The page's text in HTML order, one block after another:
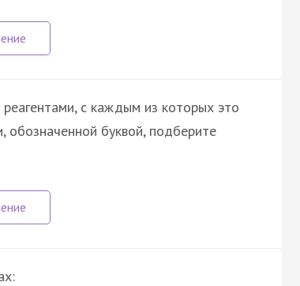
с каждым из которых это
буквой, подберите